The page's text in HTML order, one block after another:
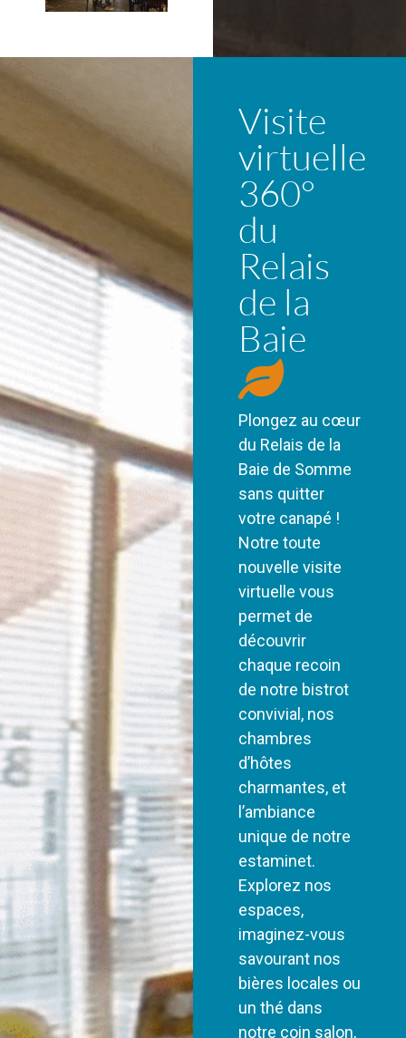
Visite
virtuelle
360°
du
Relais
de la
Baie
Plongez au cœur
du Relais de la
Baie de Somme
sans quitter
votre canapé !
Notre toute
nouvelle visite
virtuelle vous
permet de
découvrir
chaque recoin
de notre bistrot
convivial, nos
chambres
d’hôtes
charmantes, et
l’ambiance
unique de notre
estaminet.
Explorez nos
espaces,
imaginez-vous
savourant nos
bières locales ou
un thé dans
notre coin salon,